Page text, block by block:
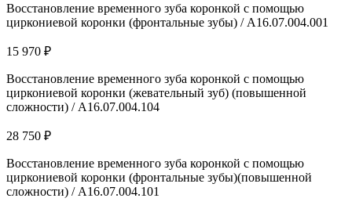
Восстановление временного зуба коронкой с помощью
циркониевой коронки (фронтальные зубы) / A16.07.004.001
15 970 ₽
Восстановление временного зуба коронкой с помощью
циркониевой коронки (жевательный зуб) (повышенной
сложности) / A16.07.004.104
28 750 ₽
Восстановление временного зуба коронкой с помощью
циркониевой коронки (фронтальные зубы)(повышенной
сложности) / A16.07.004.101